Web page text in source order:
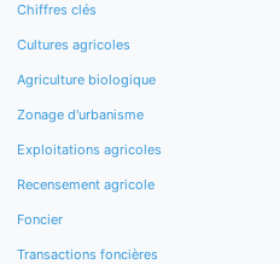
Chiffres clés
Cultures agricoles
Agriculture biologique
Zonage d'urbanisme
Exploitations agricoles
Recensement agricole
Foncier
Transactions foncières